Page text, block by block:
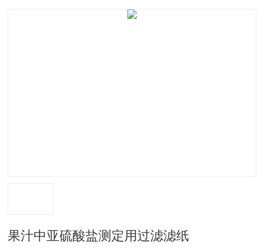
果汁中亚硫酸盐测定用过滤滤纸